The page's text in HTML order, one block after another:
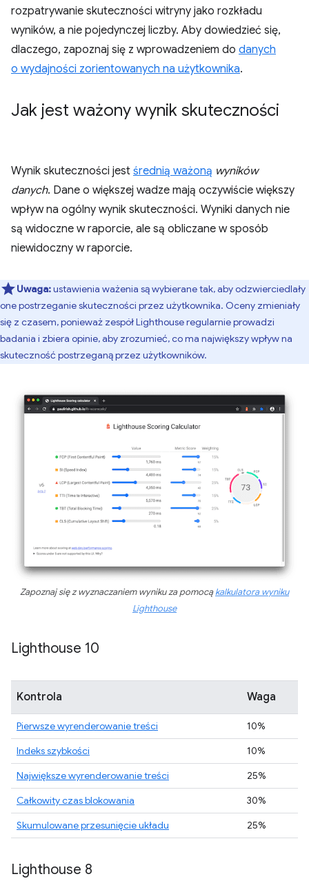
rozpatrywanie skuteczności witryny jako rozkładu
wyników, a nie pojedynczej liczby. Aby dowiedzieć się,
dlaczego, zapoznaj się z wprowadzeniem do danych
o wydajności zorientowanych na użytkownika.
Jak jest ważony wynik skuteczności
Wynik skuteczności jest średnią ważoną wyników
danych. Dane o większej wadze mają oczywiście większy
wpływ na ogólny wynik skuteczności. Wyniki danych nie
są widoczne w raporcie, ale są obliczane w sposób
niewidoczny w raporcie.
Uwaga:ustawienia ważenia są wybierane tak, aby odzwierciedlały
one postrzeganie skuteczności przez użytkownika. Oceny zmieniały
się z czasem, ponieważ zespół Lighthouse regularnie prowadzi
badania i zbiera opinie, aby zrozumieć, co ma największy wpływ na
skuteczność postrzeganą przez użytkowników.
Zapoznaj się z wyznaczaniem wyniku za pomocąkalkulatora wyniku
Lighthouse
Lighthouse 10
Kontrola Waga
Pierwsze wyrenderowanie treści
10%
Indeks szybkości
10%
Największe wyrenderowanie treści
25%
Całkowity czas blokowania
30%
Skumulowane przesunięcie układu
25%
Lighthouse 8